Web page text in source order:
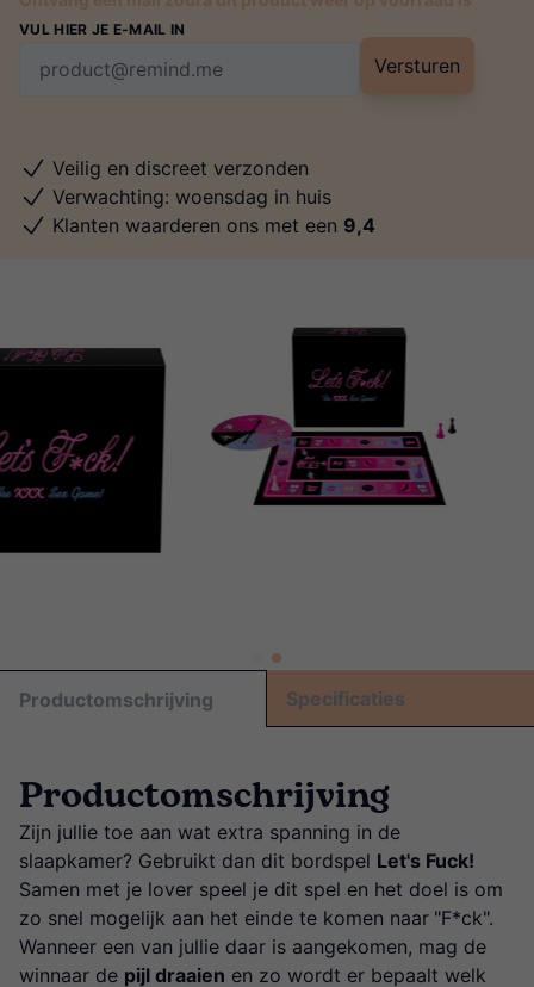
VUL HIER JE E-MAIL IN
Versturen
Veilig en discreet verzonden
Verwachting: woensdag in huis
Klanten waarderen ons met een 9,4
Productomschrijving Specificaties
Productomschrijving
Zijn jullie toe aan wat extra spanning in de
slaapkamer? Gebruikt dan dit bordspel Let's Fuck!
Samen met je lover speel je dit spel en het doel is om
zo snel mogelijk aan het einde te komen naar "F*ck".
Wanneer een van jullie daar is aangekomen, mag de
winnaar de pijl draaien en zo wordt er bepaalt welk